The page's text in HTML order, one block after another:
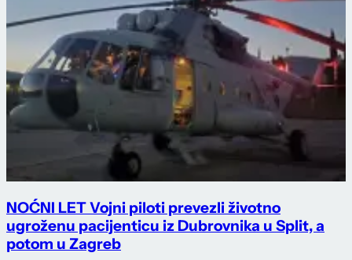
NOĆNI LET Vojni piloti prevezli životno
ugroženu pacijenticu iz Dubrovnika u Split, a
potom u Zagreb